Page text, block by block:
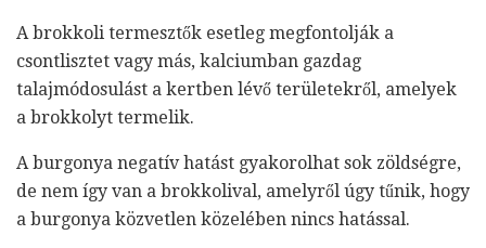
A brokkoli termesztők esetleg megfontolják a
csontlisztet vagy más, kalciumban gazdag
talajmódosulást a kertben lévő területekről, amelyek
a brokkolyt termelik.
A burgonya negatív hatást gyakorolhat sok zöldségre,
de nem így van a brokkolival, amelyről úgy tűnik, hogy
a burgonya közvetlen közelében nincs hatással.